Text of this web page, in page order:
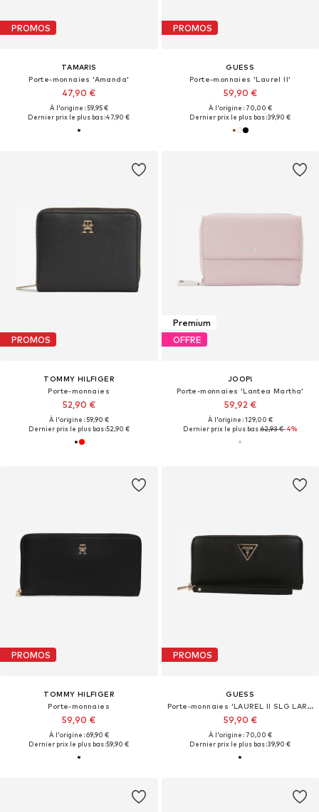
PROMOS
TAMARIS
Porte-monnaies 'Amanda'
47,90 €
À l'origine : 59,95 €
Dernier prix le plus bas :47,90 €
PROMOS
GUESS
Porte-monnaies 'Laurel II'
59,90 €
À l'origine : 70,00 €
Dernier prix le plus bas :39,90 €
PROMOS
TOMMY HILFIGER
Porte-monnaies
52,90 €
À l'origine : 59,90 €
Dernier prix le plus bas :52,90 €
Premium
OFFRE
JOOP!
Porte-monnaies 'Lantea Martha'
59,92 €
À l'origine : 129,00 €
Dernier prix le plus bas :62,93 €-4%
PROMOS
TOMMY HILFIGER
Porte-monnaies
59,90 €
À l'origine : 69,90 €
Dernier prix le plus bas :59,90 €
PROMOS
GUESS
Porte-monnaies 'LAUREL II SLG LARGE ZIP AROUND'
59,90 €
À l'origine : 70,00 €
Dernier prix le plus bas :39,90 €